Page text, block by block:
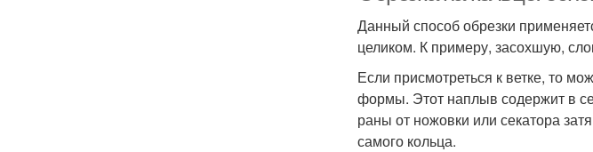
Данный способ обрезки
целиком. К примеру, засохшую,
Если присмотреться к ветке, то
формы. Этот наплыв содержит в
раны от ножовки или секатора
самого кольца.